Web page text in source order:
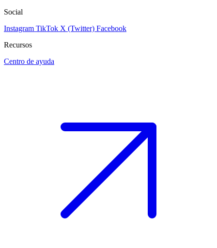
Social
Instagram TikTok X (Twitter) Facebook
Recursos
Centro de ayuda